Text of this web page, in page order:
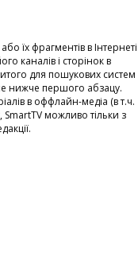
їх фрагментів в Інтернеті
каналів і сторінок в
для пошукових систем
нижче першого абзацу.
в оффлайн-медіа (в т.ч.
можливо тільки з